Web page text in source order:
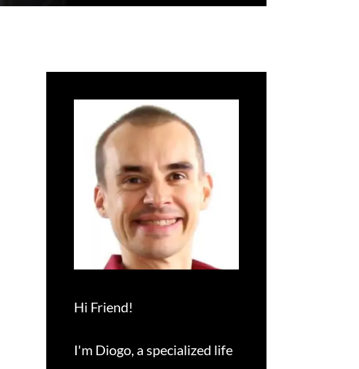
Hi Friend!
I'm Diogo, a specialized life